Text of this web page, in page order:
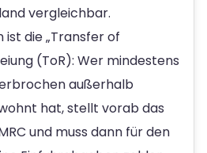
vergleichbar.
die „Transfer of
(ToR): Wer mindestens
außerhalb
hat, stellt vorab das
und muss dann für den